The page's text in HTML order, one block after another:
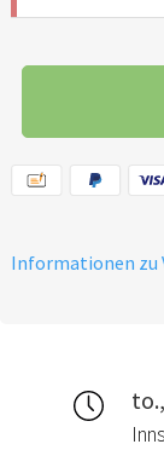
Informationen zu